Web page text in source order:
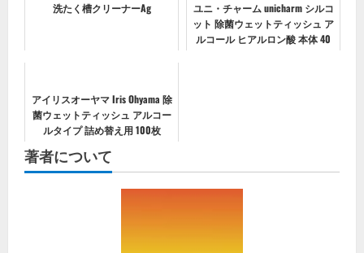
洗たく槽クリーナーAg
ユニ・チャーム unicharm シルコ
ット 除菌ウェットティッシュ ア
ルコール ヒアルロン酸 本体 40
アイリスオーヤマ Iris Ohyama 除
菌ウェットティッシュ アルコー
ルタイプ 詰め替え用 100枚
著者について